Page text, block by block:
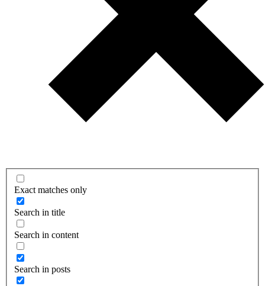
Exact matches only
Search in title
Search in content
Search in posts